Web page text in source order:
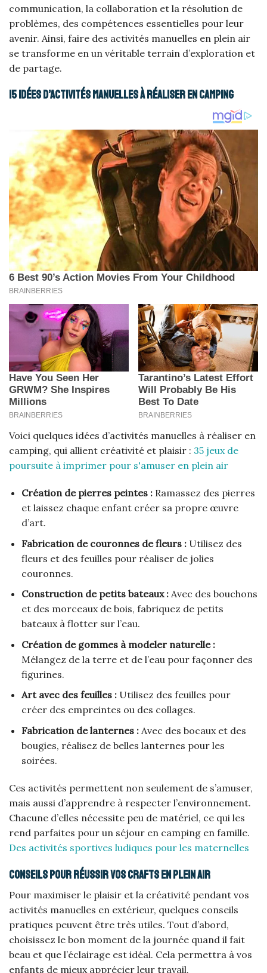
communication, la collaboration et la résolution de
problèmes, des compétences essentielles pour leur
avenir. Ainsi, faire des activités manuelles en plein air
se transforme en un véritable terrain d’exploration et
de partage.
15 idées d’activités manuelles à réaliser en camping
Voici quelques idées d’activités manuelles à réaliser en
camping, qui allient créativité et plaisir : 35 jeux de
poursuite à imprimer pour s'amuser en plein air
Création de pierres peintes :Ramassez des pierres
et laissez chaque enfant créer sa propre œuvre
d’art.
Fabrication de couronnes de fleurs :Utilisez des
fleurs et des feuilles pour réaliser de jolies
couronnes.
Construction de petits bateaux :Avec des bouchons
et des morceaux de bois, fabriquez de petits
bateaux à flotter sur l’eau.
Création de gommes à modeler naturelle :
Mélangez de la terre et de l’eau pour façonner des
figurines.
Art avec des feuilles :Utilisez des feuilles pour
créer des empreintes ou des collages.
Fabrication de lanternes :Avec des bocaux et des
bougies, réalisez de belles lanternes pour les
soirées.
Ces activités permettent non seulement de s’amuser,
mais aussi d’apprendre à respecter l’environnement.
Chacune d’elles nécessite peu de matériel, ce qui les
rend parfaites pour un séjour en camping en famille.
Des activités sportives ludiques pour les maternelles
Conseils pour réussir vos crafts en plein air
Pour maximiser le plaisir et la créativité pendant vos
activités manuelles en extérieur, quelques conseils
pratiques peuvent être très utiles. Tout d’abord,
choisissez le bon moment de la journée quand il fait
beau et que l’éclairage est idéal. Cela permettra à vos
enfants de mieux apprécier leur travail.